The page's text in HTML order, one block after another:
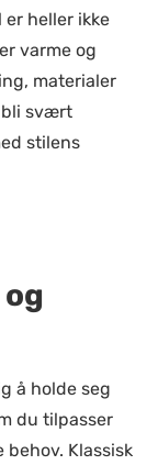
heller ikke
varme og
materialer
bli svært
stilens
å holde seg
du tilpasser
Klassisk